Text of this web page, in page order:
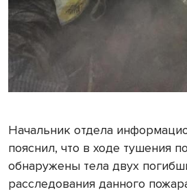
Начальник отдела
пояснил, что в ходе тушения
обнаружены тела двух
расследования данного